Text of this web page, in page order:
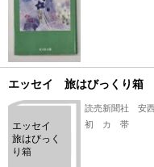
エッセイ 旅はびっくり箱
エッセイ
旅はびっく
り箱
読売新聞社 安
初 カ 帯